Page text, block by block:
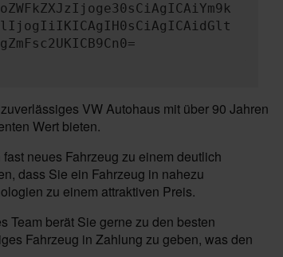
VW Autohaus mit über 90 Jahren
Wert bieten.
neues Fahrzeug zu einem deutlich
dass Sie ein Fahrzeug in nahezu
zu einem attraktiven Preis.
Team berät Sie gerne zu den besten
Fahrzeug in Zahlung zu geben, was den